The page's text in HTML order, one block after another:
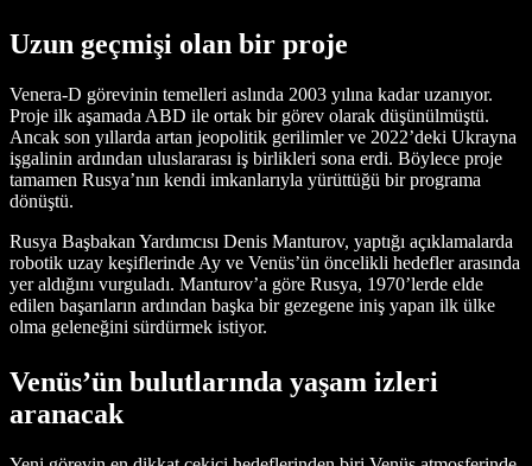
Uzun geçmişi olan bir proje
Venera-D görevinin temelleri aslında 2003 yılına kadar uzanıyor.
Proje ilk aşamada ABD ile ortak bir görev olarak düşünülmüştü.
Ancak son yıllarda artan jeopolitik gerilimler ve 2022’deki Ukrayna
işgalinin ardından uluslararası iş birlikleri sona erdi. Böylece proje
tamamen Rusya’nın kendi imkanlarıyla yürüttüğü bir programa
dönüştü.
Rusya Başbakan Yardımcısı Denis Manturov, yaptığı açıklamalarda
robotik uzay keşiflerinde Ay ve Venüs’ün öncelikli hedefler arasında
yer aldığını vurguladı. Manturov’a göre Rusya, 1970’lerde elde
edilen başarıların ardından başka bir gezegene iniş yapan ilk ülke
olma geleneğini sürdürmek istiyor.
Venüs’ün bulutlarında yaşam izleri
aranacak